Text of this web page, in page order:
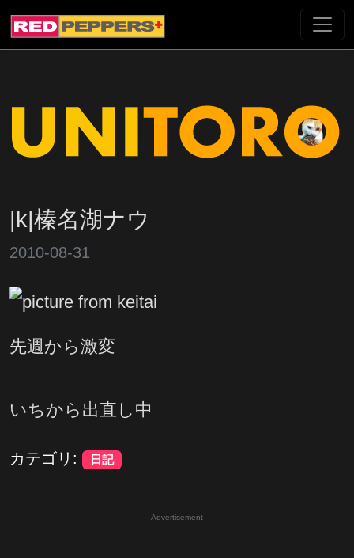
|k|榛名湖ナウ
2010-08-31
先週から激変
いちから出直し中
カテゴリ: 日記
Advertisement